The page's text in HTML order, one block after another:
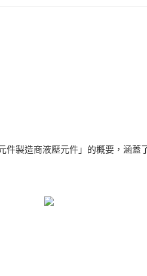
件製造商液壓元件」的概要，涵蓋